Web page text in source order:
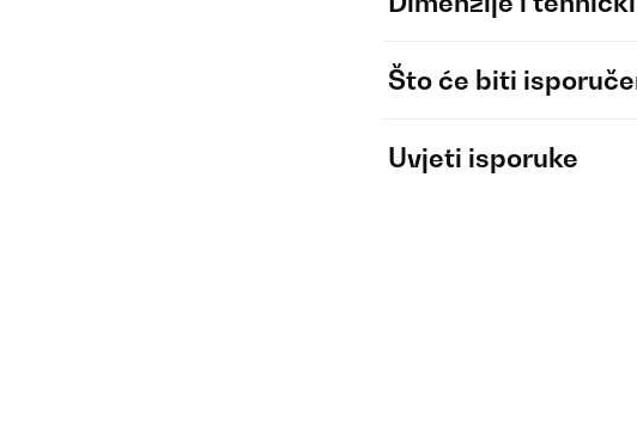
Što će biti
Uvjeti isporuke